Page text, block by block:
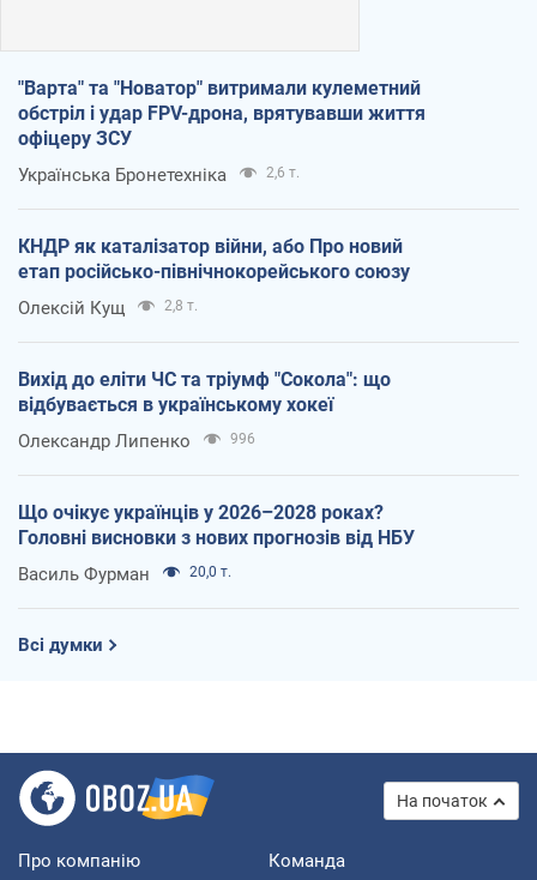
"Варта" та "Новатор" витримали кулеметний
обстріл і удар FPV-дрона, врятувавши життя
офіцеру ЗСУ
Українська Бронетехніка 2,6 т.
КНДР як каталізатор війни, або Про новий
етап російсько-північнокорейського союзу
Олексій Кущ 2,8 т.
Вихід до еліти ЧС та тріумф "Сокола": що
відбувається в українському хокеї
Олександр Липенко 996
Що очікує українців у 2026–2028 роках?
Головні висновки з нових прогнозів від НБУ
Василь Фурман 20,0 т.
Всі думки
На початок
Про компанію Команда